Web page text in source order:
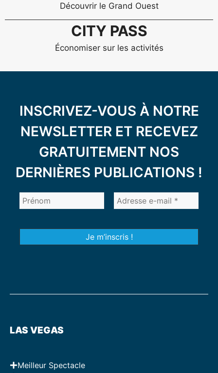
Découvrir le Grand Ouest
CITY PASS
Économiser sur les activités
INSCRIVEZ-VOUS À NOTRE
NEWSLETTER ET RECEVEZ
GRATUITEMENT NOS
DERNIÈRES PUBLICATIONS !
LAS VEGAS
Meilleur Spectacle